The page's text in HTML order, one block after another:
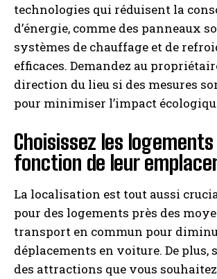
technologies qui réduisent la
d’énergie, comme des panneaux
systèmes de chauffage et de
efficaces. Demandez au
direction du lieu si des mesures
pour minimiser l’impact
Choisissez les
fonction de leur
La localisation est tout aussi
pour des logements près des
transport en commun pour
déplacements en voiture. De plus,
des attractions que vous